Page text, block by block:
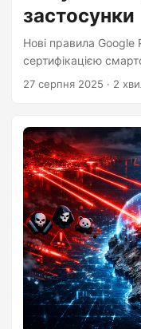
застосунки
Нові правила Google
сертифікацією
військовим
хмарної
27 серпня 2025 · 2